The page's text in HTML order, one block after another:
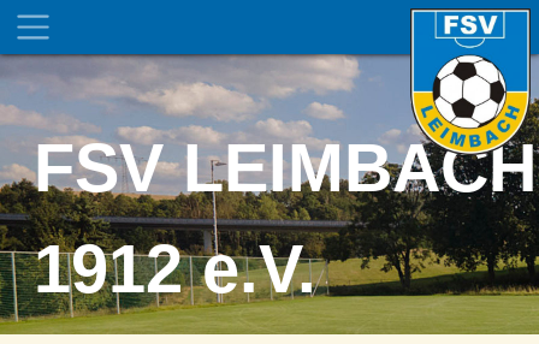
FSV LEIMBACH
1912 e.V.